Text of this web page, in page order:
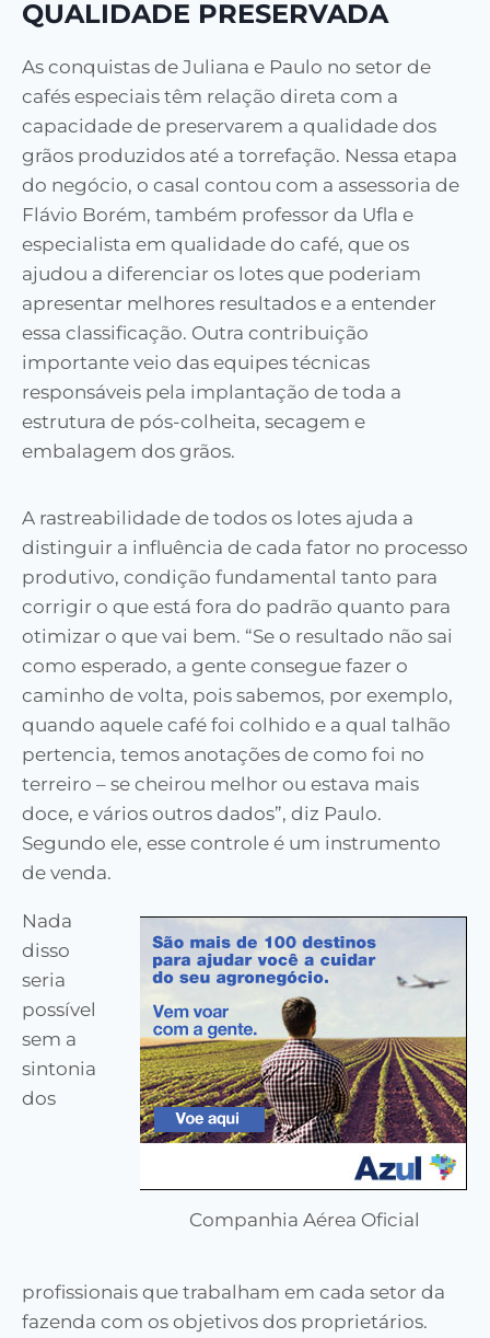
QUALIDADE PRESERVADA
As conquistas de Juliana e Paulo no setor de
cafés especiais têm relação direta com a
capacidade de preservarem a qualidade dos
grãos produzidos até a torrefação. Nessa etapa
do negócio, o casal contou com a assessoria de
Flávio Borém, também professor da Ufla e
especialista em qualidade do café, que os
ajudou a diferenciar os lotes que poderiam
apresentar melhores resultados e a entender
essa classificação. Outra contribuição
importante veio das equipes técnicas
responsáveis pela implantação de toda a
estrutura de pós-colheita, secagem e
embalagem dos grãos.
A rastreabilidade de todos os lotes ajuda a
distinguir a influência de cada fator no processo
produtivo, condição fundamental tanto para
corrigir o que está fora do padrão quanto para
otimizar o que vai bem. “Se o resultado não sai
como esperado, a gente consegue fazer o
caminho de volta, pois sabemos, por exemplo,
quando aquele café foi colhido e a qual talhão
pertencia, temos anotações de como foi no
terreiro – se cheirou melhor ou estava mais
doce, e vários outros dados”, diz Paulo.
Segundo ele, esse controle é um instrumento
de venda.
Companhia Aérea Oficial
Nada
disso
seria
possível
sem a
sintonia
dos
profissionais que trabalham em cada setor da
fazenda com os objetivos dos proprietários.